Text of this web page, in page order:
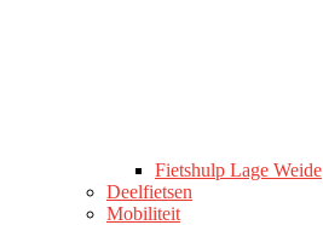
Fietshulp Lage Weide
Deelfietsen
Mobiliteit